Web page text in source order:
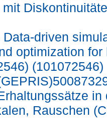
Data-driven
optimization
(101072546)
Rauschen